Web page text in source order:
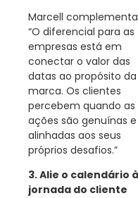
Marcell
“O diferencial para as
empresas está em
conectar o valor das
datas ao propósito da
marca. Os clientes
percebem quando as
ações são genuínas e
alinhadas aos seus
próprios desafios.”
3. Alie o calendário à
jornada do cliente